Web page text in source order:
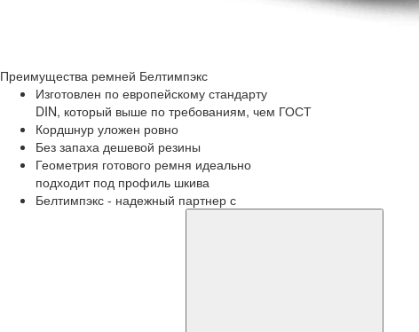
Преимущества ремней Белтимпэкс
Изготовлен по европейскому стандарту
DIN, который выше по требованиям, чем ГОСТ
Кордшнур уложен ровно
Без запаха дешевой резины
Геометрия готового ремня идеально
подходит под профиль шкива
Белтимпэкс - надежный партнер с